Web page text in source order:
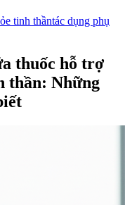
tinh thầntác dụng phụ
thuốc hỗ trợ
thần: Những